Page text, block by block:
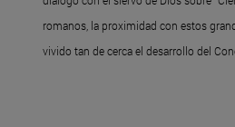
romanos, la proximidad con estos
vivido tan de cerca el desarrollo del